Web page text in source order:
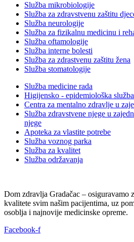
Služba mikrobiologije
Služba za zdravstvenu zaštitu
Služba neurologije
Služba za fizikalnu medicinu i
Služba oftamologije
Služba interne bolesti
Služba za zdrastvenu zaštitu žena
Služba stomatologije
Služba medicine rada
Higijensko - epidemiološka služba
Centra za mentalno zdravlje u
Služba zdravstvene njege u
njege
Apoteka za vlastite potrebe
Služba voznog parka
Služba za kvalitet
Služba održavanja
Dom zdravlja Gradačac – osiguravamo
kvalitete svim našim pacijentima, uz
osoblja i najnovije medicinske opreme.
Facebook-f